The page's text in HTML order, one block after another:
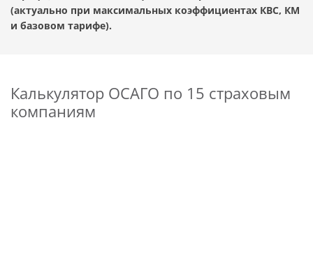
(актуально при максимальных коэффициентах КВС, КМ
и базовом тарифе).
Калькулятор ОСАГО по 15 страховым
компаниям